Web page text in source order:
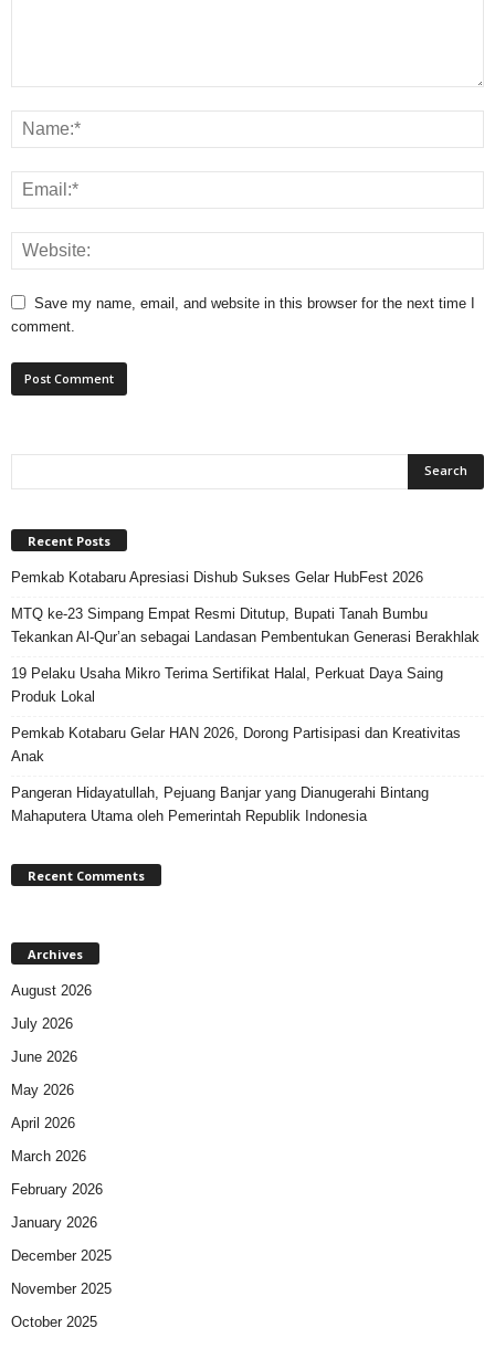
Save my name, email, and website in this browser for the next time I
comment.
Recent Posts
Pemkab Kotabaru Apresiasi Dishub Sukses Gelar HubFest 2026
MTQ ke-23 Simpang Empat Resmi Ditutup, Bupati Tanah Bumbu
Tekankan Al-Qur’an sebagai Landasan Pembentukan Generasi Berakhlak
19 Pelaku Usaha Mikro Terima Sertifikat Halal, Perkuat Daya Saing
Produk Lokal
Pemkab Kotabaru Gelar HAN 2026, Dorong Partisipasi dan Kreativitas
Anak
Pangeran Hidayatullah, Pejuang Banjar yang Dianugerahi Bintang
Mahaputera Utama oleh Pemerintah Republik Indonesia
Recent Comments
Archives
August 2026
July 2026
June 2026
May 2026
April 2026
March 2026
February 2026
January 2026
December 2025
November 2025
October 2025